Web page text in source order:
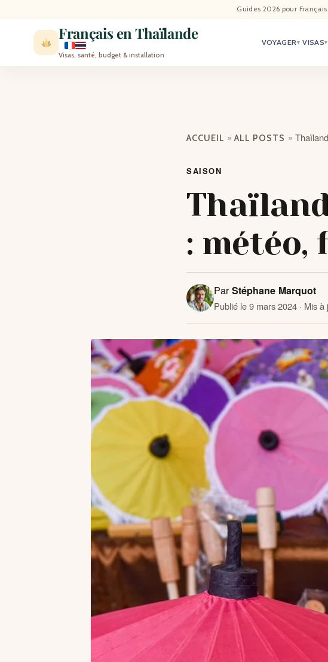
Guides 2026 pour
Français en Thaïlande
Visas, santé, budget & installation
VOYAGER▾ VISAS▾
ACCUEIL
ACTUALITÉ
CONTACTS
ACCUEIL »ALL POSTS »
SAISON
: météo,
ParStéphane Marquot
Publié le 9 mars 2024 · Mis